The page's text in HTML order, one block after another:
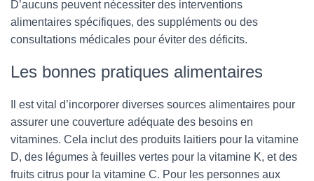
D’aucuns peuvent nécessiter des interventions
alimentaires spécifiques, des suppléments ou des
consultations médicales pour éviter des déficits.
Les bonnes pratiques alimentaires
Il est vital d’incorporer diverses sources alimentaires pour
assurer une couverture adéquate des besoins en
vitamines. Cela inclut des produits laitiers pour la vitamine
D, des légumes à feuilles vertes pour la vitamine K, et des
fruits citrus pour la vitamine C. Pour les personnes aux